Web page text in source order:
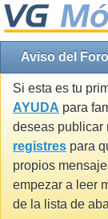
Aviso del Foro
Si esta es tu
AYUDA para
deseas publicar
registres para
propios
empezar a leer
de la lista de